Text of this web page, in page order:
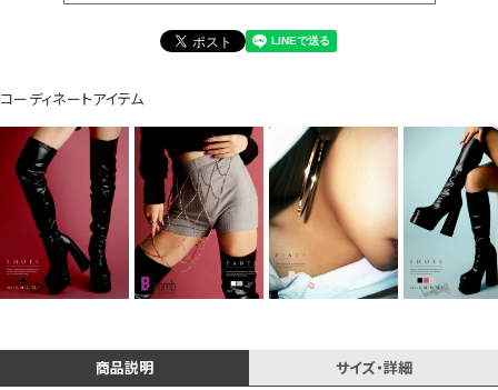
イベント一覧
コーディネートアイテム
商品説明 サイズ・詳細